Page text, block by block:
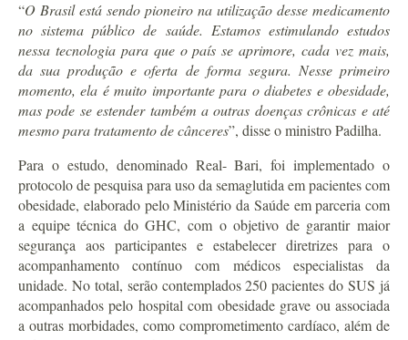
“O Brasil está sendo pioneiro na utilização desse medicamento
no sistema público de saúde. Estamos estimulando estudos
nessa tecnologia para que o país se aprimore, cada vez mais,
da sua produção e oferta de forma segura. Nesse primeiro
momento, ela é muito importante para o diabetes e obesidade,
mas pode se estender também a outras doenças crônicas e até
mesmo para tratamento de cânceres”, disse o ministro Padilha.
Para o estudo, denominado Real- Bari, foi implementado o
protocolo de pesquisa para uso da semaglutida em pacientes com
obesidade, elaborado pelo Ministério da Saúde em parceria com
a equipe técnica do GHC, com o objetivo de garantir maior
segurança aos participantes e estabelecer diretrizes para o
acompanhamento contínuo com médicos especialistas da
unidade. No total, serão contemplados 250 pacientes do SUS já
acompanhados pelo hospital com obesidade grave ou associada
a outras morbidades, como comprometimento cardíaco, além de